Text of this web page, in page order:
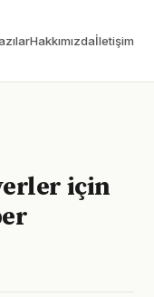
Hakkımızdaİletişim
için